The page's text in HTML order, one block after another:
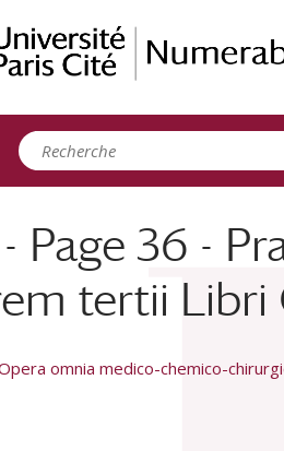
Page 36 -
tertii Libri
omnia medico-chemico-